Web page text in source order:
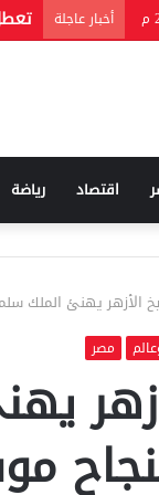
أخبار عاجلة
اقتصاد رياضة
الأزهر يهنئ الملك
مصر